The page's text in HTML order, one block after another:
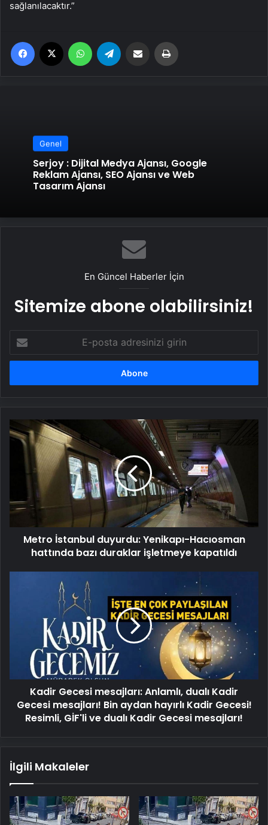
sağlanılacaktır.”
Facebook WhatsApp Email'den paylaş
Genel
Serjoy : Dijital Medya Ajansı, Google
Reklam Ajansı, SEO Ajansı ve Web
Tasarım Ajansı
En Güncel Haberler İçin
Sitemize abone olabilirsiniz!
posta
adresinizi
Metro
İstanbul
duyurdu:
Yenikapı-
Hacıosman
bazı
duraklar
işletmeye
kapatıldı
Metro İstanbul duyurdu: Yenikapı-Hacıosman
hattında bazı duraklar işletmeye kapatıldı
Gecesi
mesajları!
Bin
aydan
hayırlı
Kadir
ve
Gecesi
mesajları!
Kadir Gecesi mesajları: Anlamlı, dualı Kadir
Gecesi mesajları! Bin aydan hayırlı Kadir Gecesi!
Resimli, GİF'li ve dualı Kadir Gecesi mesajları!
İlgili Makaleler